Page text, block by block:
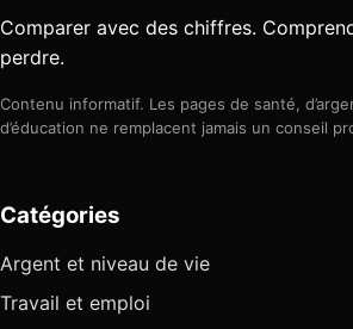
Comparer avec des chiffres.
perdre.
Contenu informatif. Les pages de santé,
d’éducation ne remplacent jamais un conseil
Catégories
Argent et niveau de vie
Travail et emploi